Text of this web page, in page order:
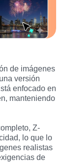
de imágenes
versión
enfocado en
manteniendo
Z-
lo que lo
realistas
de